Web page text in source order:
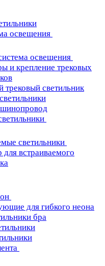
освещения
освещения
и крепление трековых
трековый светильник
светильники
для встраиваемого
для гибкого неона
бра